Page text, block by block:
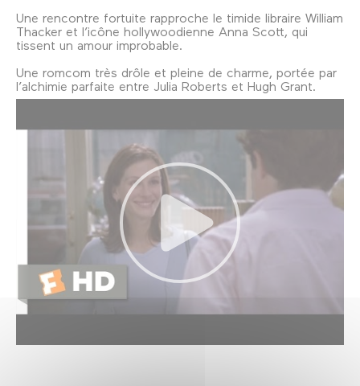
Une rencontre fortuite rapproche le timide libraire William
Thacker et l’icône hollywoodienne Anna Scott, qui
tissent un amour improbable.
Une romcom très drôle et pleine de charme, portée par
l’alchimie parfaite entre Julia Roberts et Hugh Grant.